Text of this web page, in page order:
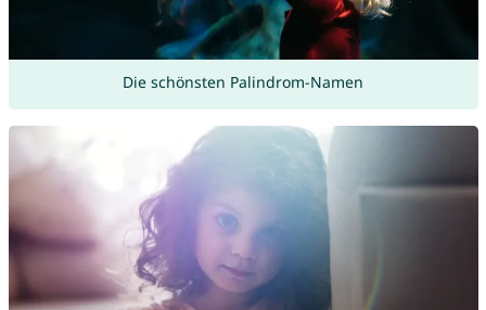
Die schönsten Palindrom-Namen